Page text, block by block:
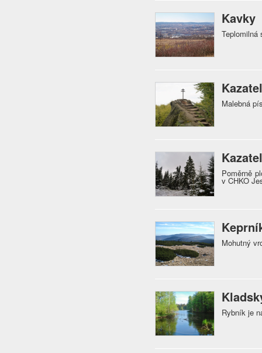
Kavky
Malebná
Poměrně
v CHKO
Mohutný
Rybník je